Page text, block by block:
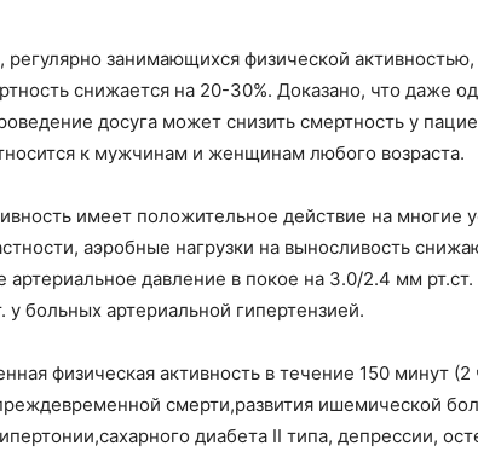
регулярно занимающихся физической
снижается на 20-30%. Доказано, что даже
досуга может снизить смертность у
к мужчинам и женщинам любого возраста.
имеет положительное действие на многие
аэробные нагрузки на выносливость
артериальное давление в покое на 3.0/2.4 мм
у больных артериальной гипертензией.
физическая активность в течение 150 минут
смерти,развития ишемической
диабета II типа, депрессии,